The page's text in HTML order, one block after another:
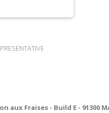
aux Fraises - Build E - 91300